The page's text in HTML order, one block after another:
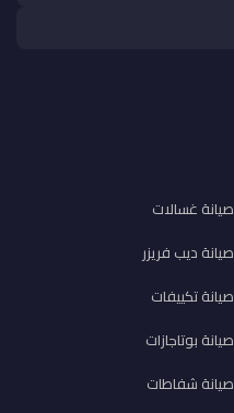
صيانة غسالات
صيانة ديب فريزر
صيانة تكييفات
صيانة بوتاجازات
صيانة شفاطات